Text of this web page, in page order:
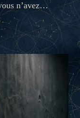
n’avez…